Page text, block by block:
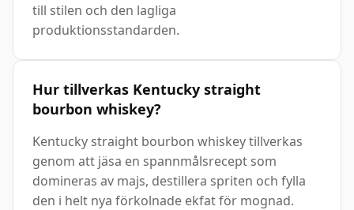
till stilen och den lagliga
produktionsstandarden.
Hur tillverkas Kentucky straight
bourbon whiskey?
Kentucky straight bourbon whiskey tillverkas
genom att jäsa en spannmålsrecept som
domineras av majs, destillera spriten och fylla
den i helt nya förkolnade ekfat för mognad.